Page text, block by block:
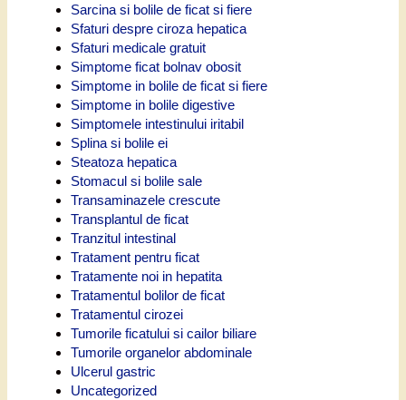
Sarcina si bolile de ficat si fiere
Sfaturi despre ciroza hepatica
Sfaturi medicale gratuit
Simptome ficat bolnav obosit
Simptome in bolile de ficat si fiere
Simptome in bolile digestive
Simptomele intestinului iritabil
Splina si bolile ei
Steatoza hepatica
Stomacul si bolile sale
Transaminazele crescute
Transplantul de ficat
Tranzitul intestinal
Tratament pentru ficat
Tratamente noi in hepatita
Tratamentul bolilor de ficat
Tratamentul cirozei
Tumorile ficatului si cailor biliare
Tumorile organelor abdominale
Ulcerul gastric
Uncategorized